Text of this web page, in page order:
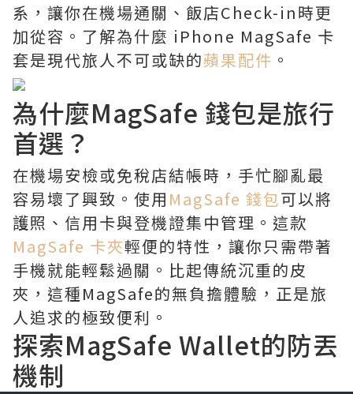
系，讓你在機場通關、飯店Check-in時更
加從容。了解為什麼 iPhone MagSafe 卡
套是現代旅人不可或缺的蘋果配件 。
為什麼MagSafe 錢包是旅行
首選？
在機場安檢或免稅店結帳時，手忙腳亂最
容易壞了興致。使用 MagSafe 錢包可以將
護照、信用卡與登機證集中管理。這款
MagSafe 卡夾輕便的特性，讓你只需帶著
手機就能輕鬆過關。比起傳統沉重的皮
夾，這種MagSafe的無負擔體驗，正是旅
人追求的極致便利。
探索MagSafe Wallet的防丟
機制